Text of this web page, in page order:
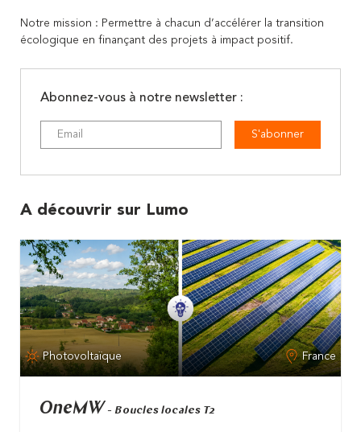
Notre mission : Permettre à chacun d’accélérer la transition
écologique en finançant des projets à impact positif.
Abonnez-vous à notre newsletter :
S'abonner
A découvrir sur Lumo
Photovoltaïque France
OneMW - Boucles locales T2